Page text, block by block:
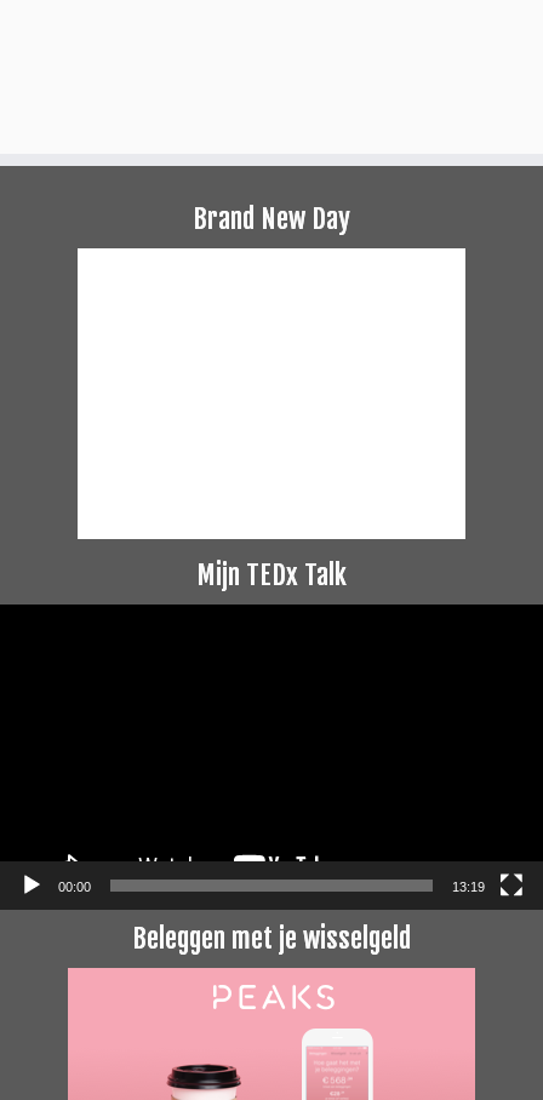
Brand New Day
Mijn TEDx Talk
00:00 13:19
Beleggen met je wisselgeld